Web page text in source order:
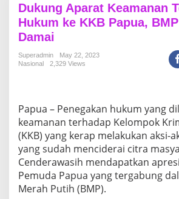
k
u
n
t
e
a
m
a
n
a
n
Dukung Aparat Keamanan
Hukum ke KKB Papua,
Damai
Superadmin
May 22, 2023
Nasional
2,329 Views
Papua – Penegakan hukum yang
keamanan terhadap Kelompok
(KKB) yang kerap melakukan aksi-
yang sudah menciderai citra
Cenderawasih mendapatkan
Pemuda Papua yang tergabung
Merah Putih (BMP).